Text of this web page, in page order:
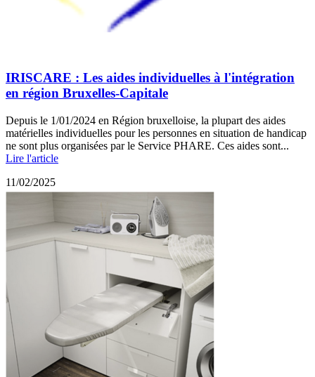
IRISCARE : Les aides individuelles à l'intégration
en région Bruxelles-Capitale
Depuis le 1/01/2024 en Région bruxelloise, la plupart des aides
matérielles individuelles pour les personnes en situation de handicap
ne sont plus organisées par le Service PHARE. Ces aides sont...
Lire l'article
11/02/2025